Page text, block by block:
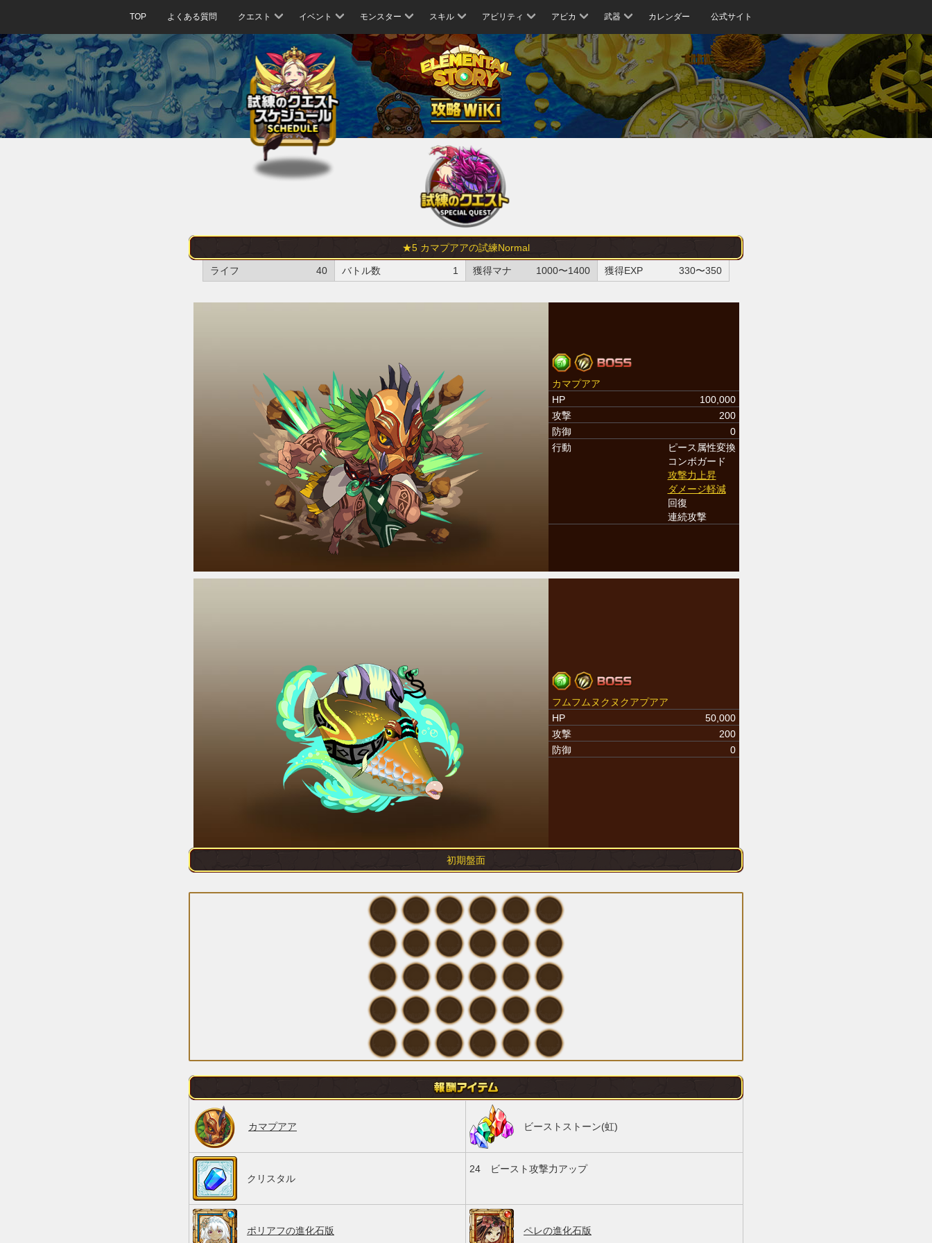
TOP よくある質問 クエスト イベント モンスター スキル アビリティ アビカ 武器 カレンダー 公式サイト
★5 カマプアアの試練Normal
ライフ 40 バトル数 1 獲得マナ 1000〜1400 獲得EXP 330〜350
カマプアア
HP
100,000
攻撃
200
防御
0
行動
ピース属性変換
コンボガード
攻撃力上昇
ダメージ軽減
回復
連続攻撃
フムフムヌクヌクアプアア
HP
50,000
攻撃
200
防御
0
初期盤面
カマプアア ビーストストーン(虹)
クリスタル
24 ビースト攻撃力アップ
ポリアフの進化石版 ペレの進化石版